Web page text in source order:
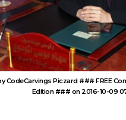
CodeCarvings Piczard ### FREE
Edition ### on 2016-10-09